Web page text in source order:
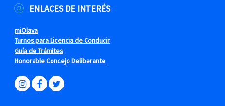
ENLACES DE INTERÉS
miOlava
Turnos para Licencia de Conducir
Guía de Trámites
Honorable Concejo Deliberante